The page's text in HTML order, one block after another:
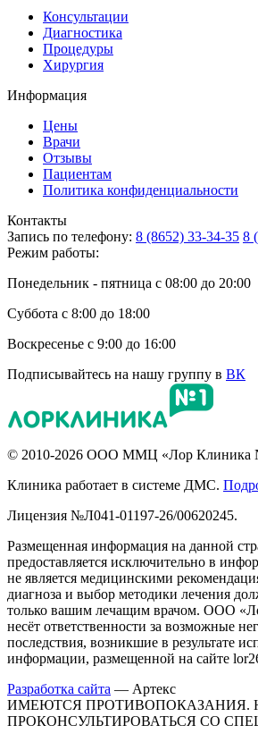
Консультации
Диагностика
Процедуры
Хирургия
Информация
Цены
Врачи
Отзывы
Пациентам
Политика конфиденциальности
Контакты
Запись по телефону: 8 (8652) 33-34-35 8
Режим работы:
Понедельник - пятница с 08:00 до 20:00
Суббота с 8:00 до 18:00
Воскресенье с 9:00 до 16:00
Подписывайтесь на нашу группу в ВК
© 2010-2026 ООО ММЦ «Лор Клиника
Клиника работает в системе ДМС.
Лицензия №Л041-01197-26/00620245.
Размещенная информация на данной
предоставляется исключительно в
не является медицинскими
диагноза и выбор методики лечения
только вашим лечащим врачом. ООО
несёт ответственности за возможные
последствия, возникшие в результате
информации, размещенной на сайте
Разработка сайта — Артекс
ИМЕЮТСЯ ПРОТИВОПОКАЗАНИЯ.
ПРОКОНСУЛЬТИРОВАТЬСЯ СО